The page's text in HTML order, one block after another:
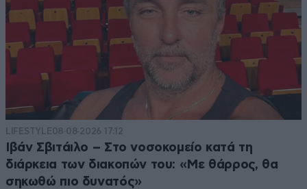
LIFESTYLE08·08·2026 17:12
Ιβάν Σβιτάιλο – Στο νοσοκομείο κατά τη
διάρκεια των διακοπών του: «Με θάρρος, θα
σηκωθώ πιο δυνατός»